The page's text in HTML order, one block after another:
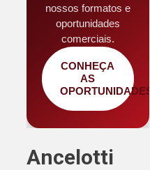
nossos formatos e
oportunidades
comerciais.
CONHEÇA
AS
OPORTUNIDADES
Ancelotti